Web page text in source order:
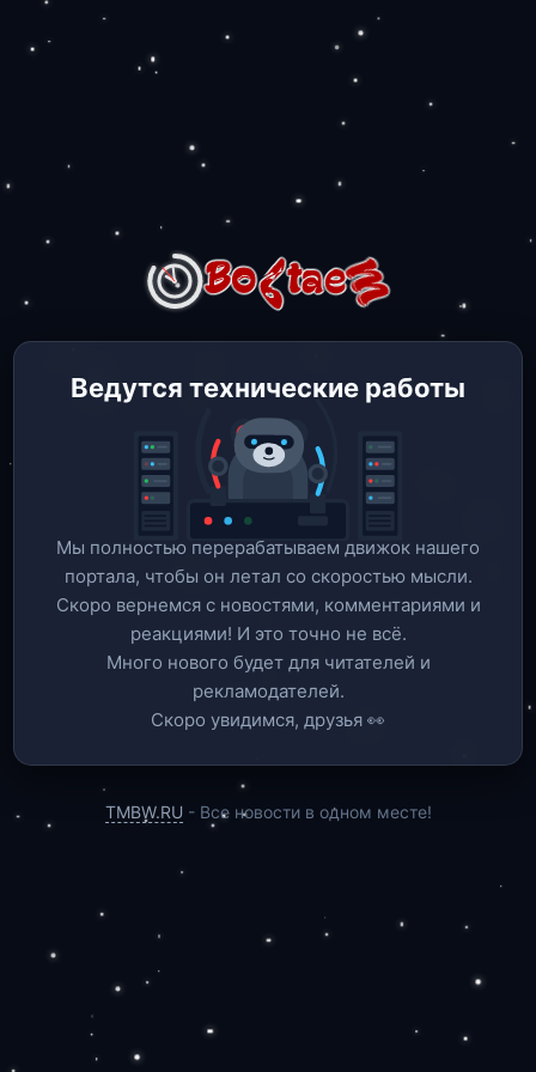
Ведутся технические работы
Мы полностью перерабатываем движок нашего
портала, чтобы он летал со скоростью мысли.
Скоро вернемся c новостями, комментариями и
реакциями! И это точно не всё.
Много нового будет для читателей и
рекламодателей.
Скоро увидимся, друзья 👀
TMBW.RU - Все новости в одном месте!